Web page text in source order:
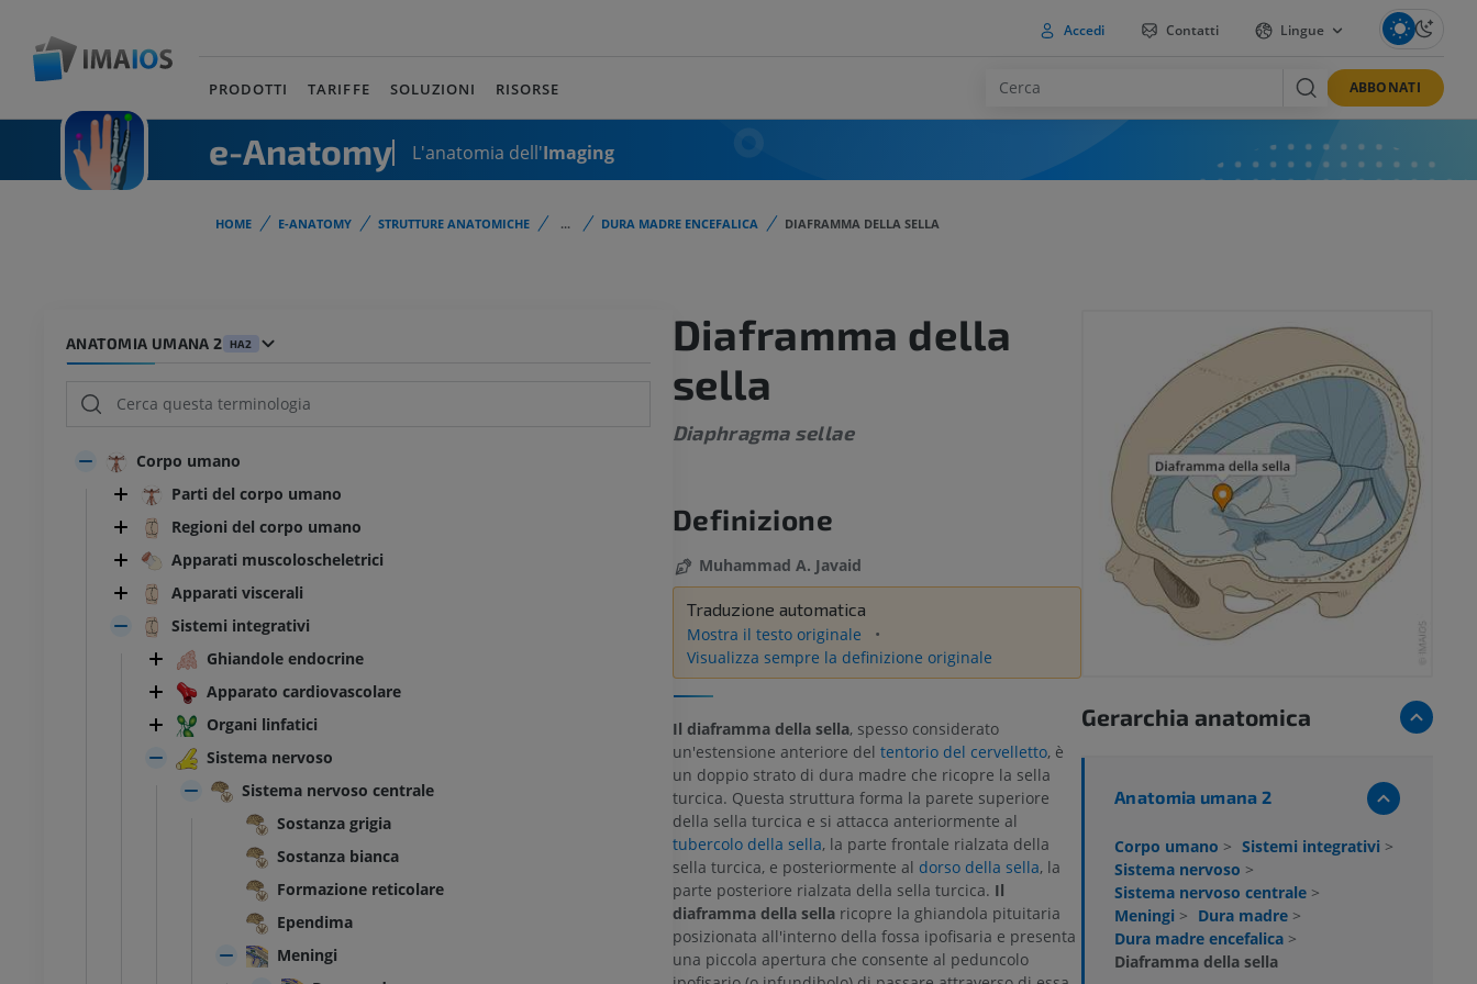
Accedi Contatti Lingue
PRODOTTI TARIFFE SOLUZIONI RISORSE ABBONATI
e-Anatomy L'anatomia dell'Imaging
HOME E-ANATOMY STRUTTURE ANATOMICHE ... DURA MADRE ENCEFALICA DIAFRAMMA DELLA SELLA
ANATOMIA UMANA 2 HA2
Corpo umano
Parti del corpo umano
Regioni del corpo umano
Apparati muscoloscheletrici
Apparati viscerali
Sistemi integrativi
Ghiandole endocrine
Apparato cardiovascolare
Organi linfatici
Sistema nervoso
Sistema nervoso centrale
Sostanza grigia
Sostanza bianca
Formazione reticolare
Ependima
Meningi
Diaframma della
sella
Diaphragma sellae
Definizione
Muhammad A. Javaid
Traduzione automatica
Mostra il testo originale
Visualizza sempre la definizione originale
Il diaframma della sella, spesso considerato
un'estensione anteriore del tentorio del cervelletto, è
un doppio strato di dura madre che ricopre la sella
turcica. Questa struttura forma la parete superiore
della sella turcica e si attacca anteriormente al
tubercolo della sella, la parte frontale rialzata della
sella turcica, e posteriormente al dorso della sella, la
parte posteriore rialzata della sella turcica. Il
diaframma della sellaricopre la ghiandola pituitaria
posizionata all'interno della fossa ipofisaria e presenta
una piccola apertura che consente al peduncolo
Gerarchia anatomica
Anatomia umana 2
Corpo umano > Sistemi integrativi >
Sistema nervoso >
Sistema nervoso centrale >
Meningi > Dura madre >
Dura madre encefalica >
Diaframma della sella